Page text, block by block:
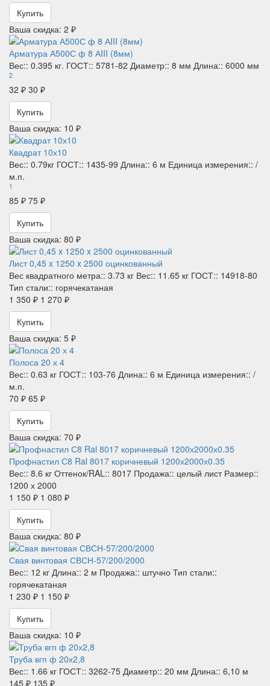
Купить
Ваша скидка: 2 ₽
Арматура А500С ф 8 АIII (8мм)
Вес:: 0.395 кг. ГОСТ:: 5781-82 Диаметр:: 8 мм Длина:: 6000 мм
2
32 ₽ 30 ₽
Купить
Ваша скидка: 10 ₽
Квадрат 10х10
Вес:: 0.79кг ГОСТ:: 1435-99 Длина:: 6 м Единица измерения:: /
м.п.
1
85 ₽ 75 ₽
Купить
Ваша скидка: 80 ₽
Лист 0,45 x 1250 x 2500 оцинкованный
Вес квадратного метра:: 3.73 кг Вес:: 11.65 кг ГОСТ:: 14918-80
Тип стали:: горячекатаная
1 350 ₽ 1 270 ₽
Купить
Ваша скидка: 5 ₽
Полоса 20 х 4
Вес:: 0.63 кг ГОСТ:: 103-76 Длина:: 6 м Единица измерения:: /
м.п.
70 ₽ 65 ₽
Купить
Ваша скидка: 70 ₽
Профнастил С8 Ral 8017 коричневый 1200х2000х0.35
Вес:: 8.6 кг Оттенок/RAL:: 8017 Продажа:: целый лист Размер::
1200 х 2000
1 150 ₽ 1 080 ₽
Купить
Ваша скидка: 80 ₽
Свая винтовая СВСН-57/200/2000
Вес:: 12 кг Длина:: 2 м Продажа:: штучно Тип стали::
горячекатаная
1 230 ₽ 1 150 ₽
Купить
Ваша скидка: 10 ₽
Труба вгп ф 20х2,8
Вес:: 1.66 кг ГОСТ:: 3262-75 Диаметр:: 20 мм Длина:: 6,10 м
145 ₽ 135 ₽